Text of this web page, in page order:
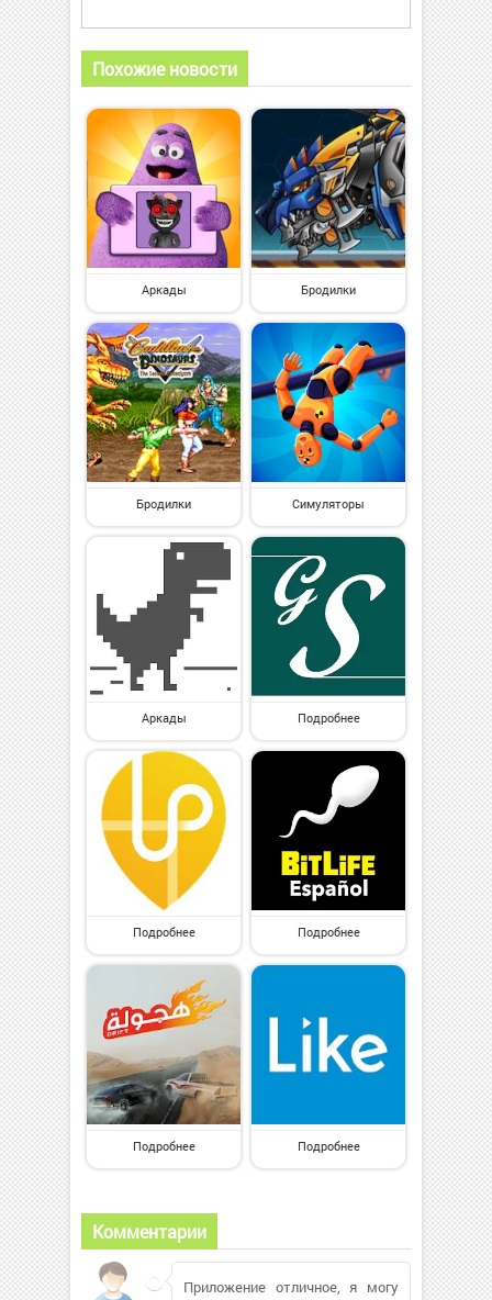
Похожие новости
Аркады Бродилки
Бродилки Симуляторы
Аркады Подробнее
Подробнее Подробнее
Подробнее Подробнее
Комментарии
Приложение отличное, я могу